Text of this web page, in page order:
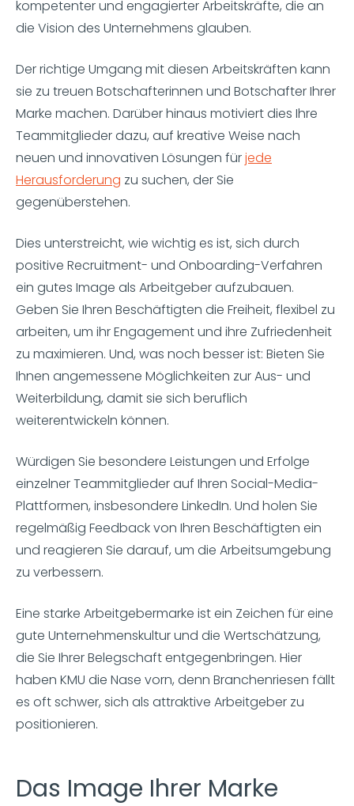
kompetenter und engagierter Arbeitskräfte, die an
die Vision des Unternehmens glauben.
Der richtige Umgang mit diesen Arbeitskräften kann
sie zu treuen Botschafterinnen und Botschafter Ihrer
Marke machen. Darüber hinaus motiviert dies Ihre
Teammitglieder dazu, auf kreative Weise nach
neuen und innovativen Lösungen fürjede
Herausforderung zu suchen, der Sie
gegenüberstehen.
Dies unterstreicht, wie wichtig es ist, sich durch
positive Recruitment- und Onboarding-Verfahren
ein gutes Image als Arbeitgeber aufzubauen.
Geben Sie Ihren Beschäftigten die Freiheit, flexibel zu
arbeiten, um ihr Engagement und ihre Zufriedenheit
zu maximieren. Und, was noch besser ist: Bieten Sie
Ihnen angemessene Möglichkeiten zur Aus- und
Weiterbildung, damit sie sich beruflich
weiterentwickeln können.
Würdigen Sie besondere Leistungen und Erfolge
einzelner Teammitglieder auf Ihren Social-Media-
Plattformen, insbesondere LinkedIn. Und holen Sie
regelmäßig Feedback von Ihren Beschäftigten ein
und reagieren Sie darauf, um die Arbeitsumgebung
zu verbessern.
Eine starke Arbeitgebermarke ist ein Zeichen für eine
gute Unternehmenskultur und die Wertschätzung,
die Sie Ihrer Belegschaft entgegenbringen. Hier
haben KMU die Nase vorn, denn Branchenriesen fällt
es oft schwer, sich als attraktive Arbeitgeber zu
positionieren.
Das Image Ihrer Marke